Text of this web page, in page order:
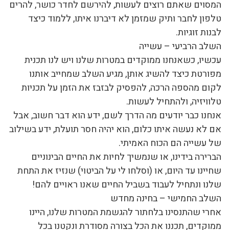
המסוים שאתם רוצים לעשות, להירשם לחדר כושר, להרים
טלפון לחבר ותיק שמזמן לא דיברנו איתו, ללמוד כיצד
לבנות זוגיות.
השלב הרביעי – עשייה
עכשיו, כשאנחנו ממוקדים במטרות שלנו ויש לנו תכנית
מפורטת כיצד להשיג אותן, מגיע השלב שמחייב אותנו
לקום מהספה הרכה, להפסיק לבזבז את הזמן על תכניות
טלוויזיה, ולהתחיל לעשות.
אנחנו כבר יודעים מה הדרך לשם, ידע הוא דבר חשוב, אבל
אם לא נעשה איתו כלום, הוא יהיה חסר תועלת, ידע בשילוב
של עשייה הם הכוח האמיתי.
הברירה בידינו, או שנמשיך לחיות את החיים הבינוניים
שחיינו עד היום, או (וסלחו לי על הביטוי) שנזיז את התחת
שלנו ונתחיל לעבוד בשביל החיים שאנו ראויים להם!
השלב החמישי – בחינה מחדש
אחרי שהתנסינו בלחתור להגשמת המטרות שלנו, היינו
ממוקדים, תכננו את הכל בצורה מסודרת ונקטנו בכל